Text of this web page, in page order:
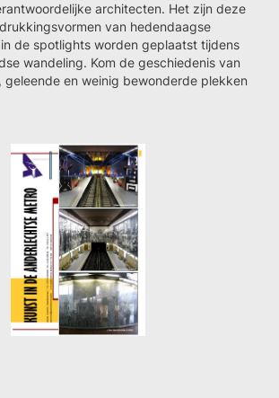
architecten. Het zijn deze
van hedendaagse
de spotlights worden geplaatst tijdens
wandeling. Kom de geschiedenis van
en weinig bewonderde plekken